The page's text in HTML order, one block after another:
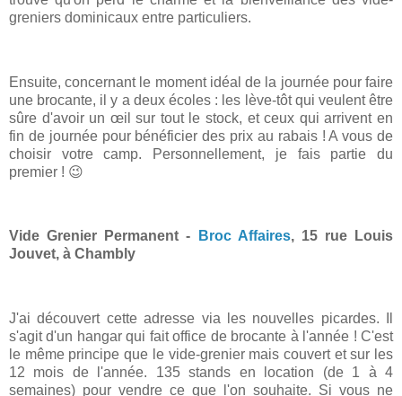
greniers dominicaux entre particuliers.
Ensuite, concernant le moment idéal de la journée pour faire
une brocante, il y a deux écoles : les lève-tôt qui veulent être
sûre d'avoir un œil sur tout le stock, et ceux qui arrivent en
fin de journée pour bénéficier des prix au rabais ! A vous de
choisir votre camp. Personnellement, je fais partie du
premier ! 😉
Vide Grenier Permanent - Broc Affaires, 15 rue Louis
Jouvet, à Chambly
J'ai découvert cette adresse via les nouvelles picardes. Il
s'agit d'un hangar qui fait office de brocante à l'année ! C'est
le même principe que le vide-grenier mais couvert et sur les
12 mois de l'année. 135 stands en location (de 1 à 4
semaines) pour vendre ce que l'on souhaite. Si vous ne